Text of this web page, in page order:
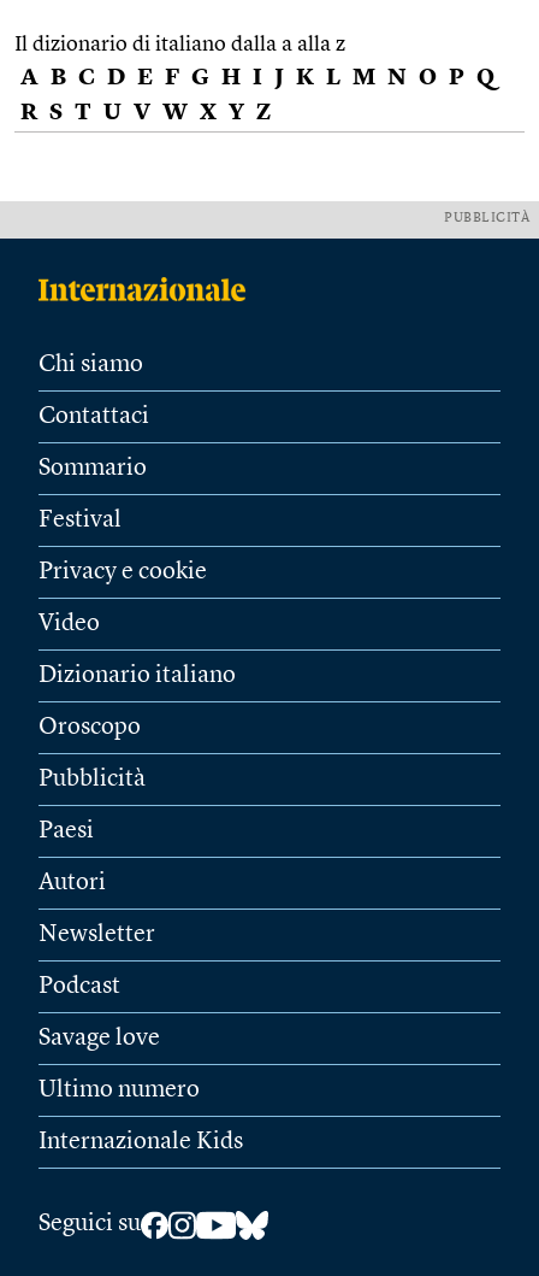
Il dizionario di italiano dalla a alla z
A B C D E F G H I J K L M N O P Q
R S T U V W X Y Z
PUBBLICITÀ
Chi siamo
Contattaci
Sommario
Festival
Privacy e cookie
Video
Dizionario italiano
Oroscopo
Pubblicità
Paesi
Autori
Newsletter
Podcast
Savage love
Ultimo numero
Internazionale Kids
Seguici su